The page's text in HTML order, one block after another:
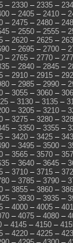
– 2330 – 2335 –
– 2405 – 2410 –
– 2475 – 2480 –
– 2550 – 2555 –
– 2620 – 2625 –
– 2695 – 2700 –
– 2765 – 2770 –
– 2840 – 2845 –
– 2910 – 2915 –
– 2985 – 2990 –
– 3055 – 3060 –
– 3130 – 3135 –
– 3205 – 3210 –
– 3275 – 3280 –
– 3350 – 3355 –
– 3420 – 3425 –
– 3495 – 3500 –
– 3565 – 3570 –
– 3640 – 3645 –
– 3710 – 3715 –
– 3785 – 3790 –
– 3855 – 3860 –
– 3930 – 3935 –
– 4000 – 4005 –
– 4075 – 4080 –
– 4145 – 4150 –
– 4220 – 4225 –